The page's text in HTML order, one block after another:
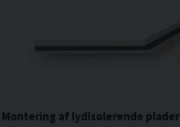
Montering af lydisolerende plader